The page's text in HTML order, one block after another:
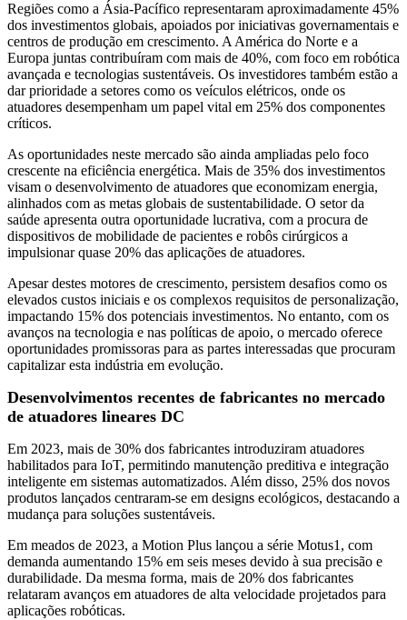
Regiões como a Ásia-Pacífico representaram aproximadamente 45%
dos investimentos globais, apoiados por iniciativas governamentais e
centros de produção em crescimento. A América do Norte e a
Europa juntas contribuíram com mais de 40%, com foco em robótica
avançada e tecnologias sustentáveis. Os investidores também estão a
dar prioridade a setores como os veículos elétricos, onde os
atuadores desempenham um papel vital em 25% dos componentes
críticos.
As oportunidades neste mercado são ainda ampliadas pelo foco
crescente na eficiência energética. Mais de 35% dos investimentos
visam o desenvolvimento de atuadores que economizam energia,
alinhados com as metas globais de sustentabilidade. O setor da
saúde apresenta outra oportunidade lucrativa, com a procura de
dispositivos de mobilidade de pacientes e robôs cirúrgicos a
impulsionar quase 20% das aplicações de atuadores.
Apesar destes motores de crescimento, persistem desafios como os
elevados custos iniciais e os complexos requisitos de personalização,
impactando 15% dos potenciais investimentos. No entanto, com os
avanços na tecnologia e nas políticas de apoio, o mercado oferece
oportunidades promissoras para as partes interessadas que procuram
capitalizar esta indústria em evolução.
Desenvolvimentos recentes de fabricantes no mercado
de atuadores lineares DC
Em 2023, mais de 30% dos fabricantes introduziram atuadores
habilitados para IoT, permitindo manutenção preditiva e integração
inteligente em sistemas automatizados. Além disso, 25% dos novos
produtos lançados centraram-se em designs ecológicos, destacando a
mudança para soluções sustentáveis.
Em meados de 2023, a Motion Plus lançou a série Motus1, com
demanda aumentando 15% em seis meses devido à sua precisão e
durabilidade. Da mesma forma, mais de 20% dos fabricantes
relataram avanços em atuadores de alta velocidade projetados para
aplicações robóticas.